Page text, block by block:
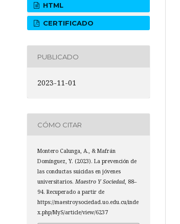
HTML
CERTIFICADO
PUBLICADO
2023-11-01
CÓMO CITAR
Montero Calunga, A., & Mafrán
Domínguez, Y. (2023). La prevención de
las conductas suicidas en jóvenes
universitarios.Maestro Y Sociedad, 88–
94. Recuperado a partir de
https://maestroysociedad.uo.edu.cu/inde
x.php/MyS/article/view/6237